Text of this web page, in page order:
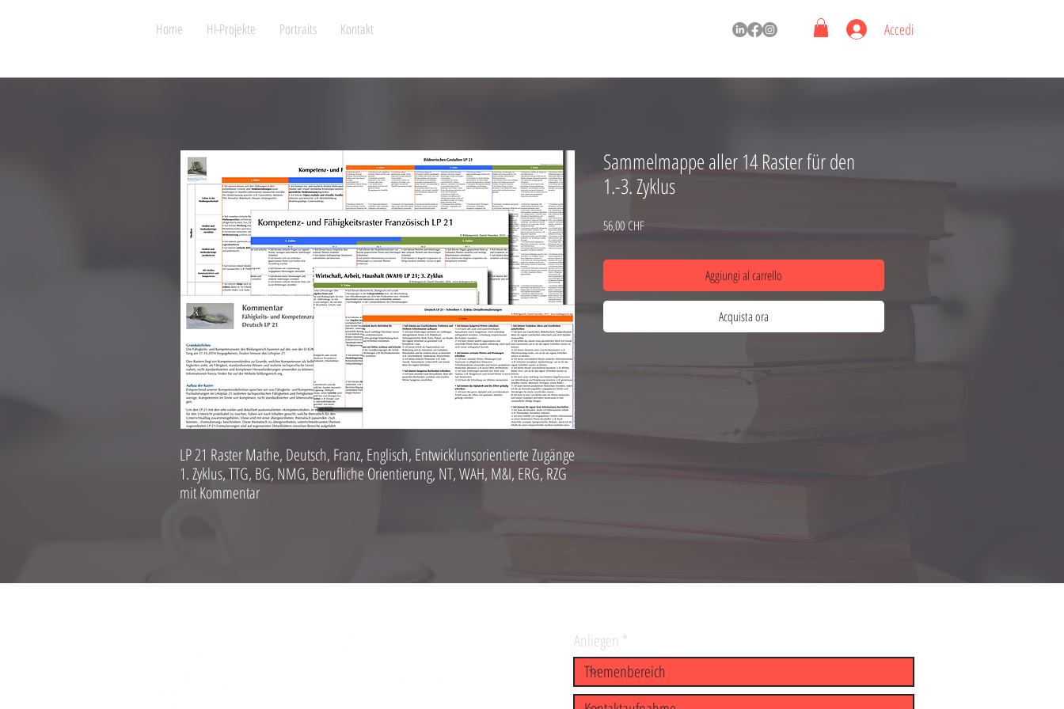
Home HI-Projekte Portraits Kontakt Accedi
LP 21 Raster Mathe, Deutsch, Franz, Englisch, Entwicklunsorientierte Zugänge
1. Zyklus, TTG, BG, NMG, Berufliche Orientierung, NT, WAH, M&I, ERG, RZG
mit Kommentar
Sammelmappe aller 14 Raster für den
1.-3. Zyklus
56,00 CHFPrezzo
Aggiungi al carrello
Acquista ora
Anliegen